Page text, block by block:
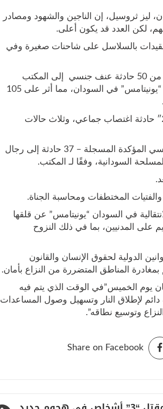
ليز ثروسيل، إن الناجين والشهود ومصادر
بالسلاسل على شاحنات صغيرة وفي
وقال التقرير إنه حتى يوم الخميس، تم الإبلاغ عن أكثر من 50 حادثة عنف جنسي إلى المكتب
المشترك بين المفوضية السامية لحقوق الإنسان وبعثة “يونيتامس” في السودان، مما أثر على 105
وأضاف التقرير أنه تم توثيق “23” حادثة اغتصاب، و”26″ حادثة اغتصاب جماعي، وثلاث حالات
ويُعزى ما لا يقل عن 70 بالمائة من حوادث العنف الجنسي المؤكدة المسجلة – 37 حادثة إلى رجال
السودانية، وفقًا لـ المكتب.
المختطفات ومحاسبة الجناة.
في السودان “يونيتامس” عن قلقها
على المدنيين، بما في ذلك النزوح
الدولية لحقوق الإنسان والقانون
المناطق المتضررة من النزاع بأمان.
يوم الخميس”في الوقت الذي يتم فيه
لإطلاق النار وتسهيل وصول المساعدات
وتوسيع نطاقه”.
Share on Facebook